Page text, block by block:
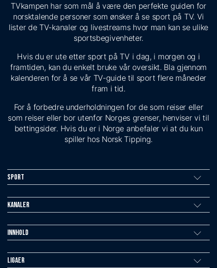
TVkampen har som mål å være den perfekte guiden for
norsktalende personer som ønsker å se sport på TV. Vi
lister de TV-kanaler og livestreams hvor man kan se ulike
sportsbegivenheter.
Hvis du er ute etter sport på TV i dag, i morgen og i
framtiden, kan du enkelt bruke vår oversikt. Bla gjennom
kalenderen for å se vår TV-guide til sport flere måneder
fram i tid.
For å forbedre underholdningen for de som reiser eller
som reiser eller bor utenfor Norges grenser, henviser vi til
bettingsider. Hvis du er i Norge anbefaler vi at du kun
spiller hos Norsk Tipping.
Sport
Kanaler
Innhold
Ligaer